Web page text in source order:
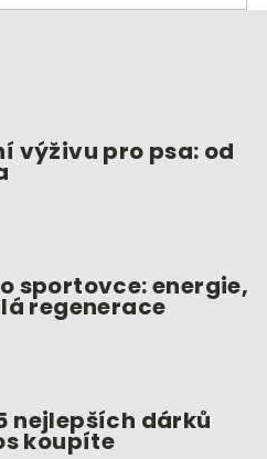
výživu pro psa: od
sportovce: energie,
regenerace
nejlepších dárků
koupíte